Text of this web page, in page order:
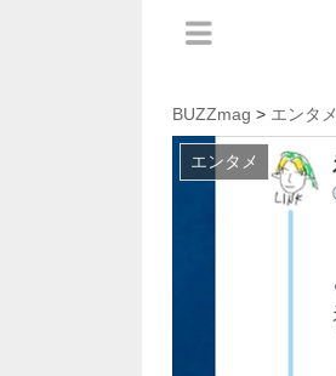
BUZZmag > エンタメ
エンタメ